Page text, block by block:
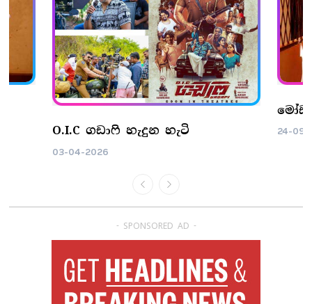
O.I.C ගඩාෆි හැදුන හැටි
03-04-2026
මෝඩ
24-09-
- SPONSORED AD -